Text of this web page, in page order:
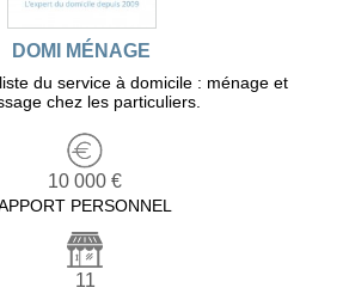
DOMI MÉNAGE
du service à domicile : ménage et
chez les particuliers.
10 000 €
PERSONNEL
11